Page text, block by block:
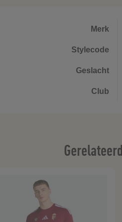
Merk
Stylecode
Geslacht
Club